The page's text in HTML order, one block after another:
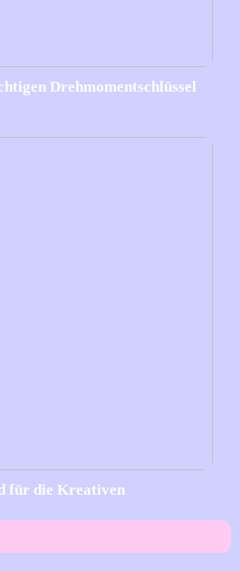
Drehmomentschlüssel
für die Kreativen